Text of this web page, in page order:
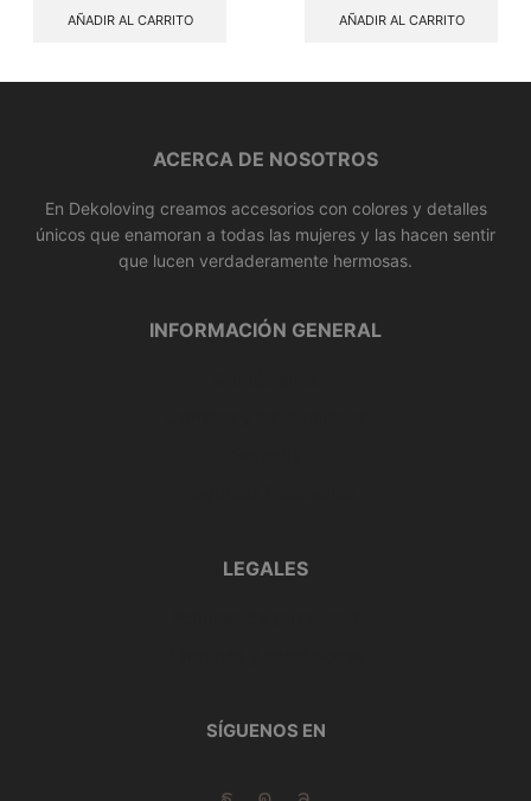
AÑADIR AL CARRITO AÑADIR AL CARRITO
ACERCA DE NOSOTROS
En Dekoloving creamos accesorios con colores y detalles
únicos que enamoran a todas las mujeres y las hacen sentir
que lucen verdaderamente hermosas.
INFORMACIÓN GENERAL
LEGALES
SÍGUENOS EN